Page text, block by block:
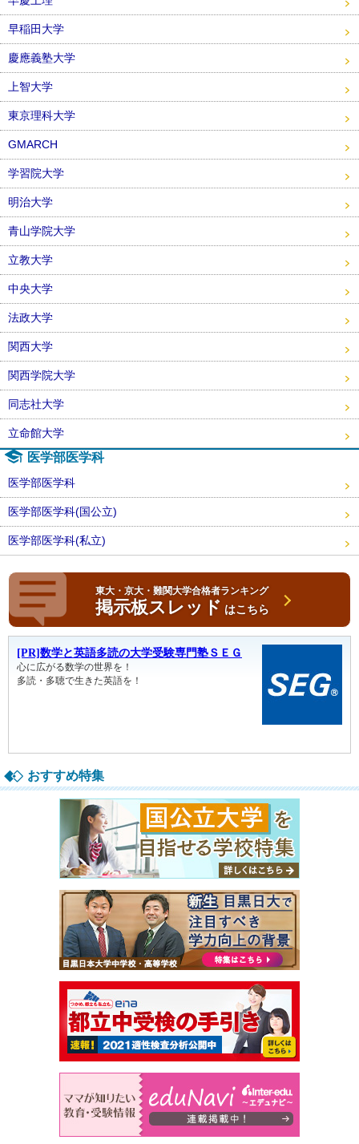
早稲田大学
慶應義塾大学
上智大学
東京理科大学
GMARCH
学習院大学
明治大学
青山学院大学
立教大学
中央大学
法政大学
関西大学
関西学院大学
同志社大学
立命館大学
医学部医学科
医学部医学科
医学部医学科(国公立)
医学部医学科(私立)
東大・京大・難関大学合格者ランキング
掲示板スレッド はこちら
おすすめ特集